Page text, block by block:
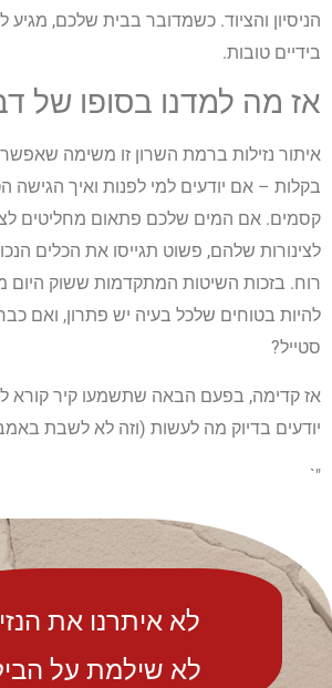
הניסיון והציוד. כשמדובר בבית שלכם,
בידיים טובות.
אז מה למדנו בסופו של
איתור נזילות ברמת השרון זו משימה
בקלות – אם יודעים למי לפנות ואיך הגישה
קסמים. אם המים שלכם פתאום מחליטים
לצינורות שלהם, פשוט תגייסו את הכלים
רוח. בזכות השיטות המתקדמות ששוק היום
להיות בטוחים שלכל בעיה יש פתרון, ואם
סטייל?
אז קדימה, בפעם הבאה שתשמעו קיר קורא
יודעים בדיוק מה לעשות (וזה לא לשבת
"`
לא איתרנו את
לא שילמת על